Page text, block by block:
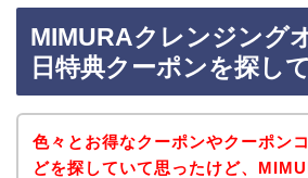
MIMURAクレンジング
日特典クーポンを探し
色々とお得なクーポンやクーポン
どを探していて思ったけど、